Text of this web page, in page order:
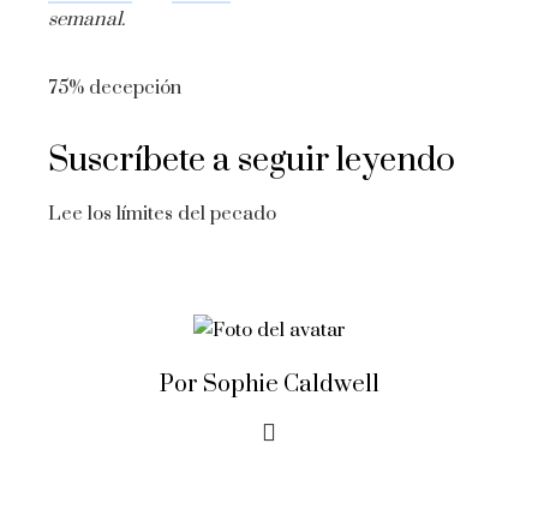
semanal.
75% decepción
Suscríbete a seguir leyendo
Lee los límites del pecado
Por Sophie Caldwell